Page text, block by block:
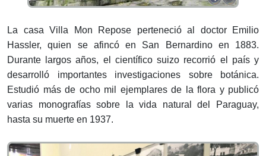
La casa Villa Mon Repose perteneció al doctor Emilio
Hassler, quien se afincó en San Bernardino en 1883.
Durante largos años, el científico suizo recorrió el país y
desarrolló importantes investigaciones sobre botánica.
Estudió más de ocho mil ejemplares de la flora y publicó
varias monografías sobre la vida natural del Paraguay,
hasta su muerte en 1937.